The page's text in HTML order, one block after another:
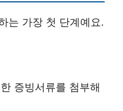
는 가장 첫 단계예요.
증빙서류를 첨부해